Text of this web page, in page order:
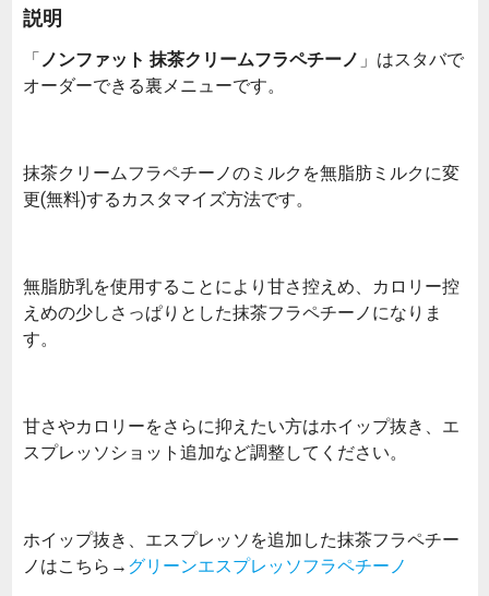
説明
「ノンファット 抹茶クリームフラペチーノ 」はスタバで
オーダーできる裏メニューです。
抹茶クリームフラペチーノのミルクを無脂肪ミルクに変
更(無料)するカスタマイズ方法です。
無脂肪乳を使用することにより甘さ控えめ、カロリー控
えめの少しさっぱりとした抹茶フラペチーノになりま
す。
甘さやカロリーをさらに抑えたい方はホイップ抜き、エ
スプレッソショット追加など調整してください。
ホイップ抜き、エスプレッソを追加した抹茶フラペチー
ノはこちら→ グリーンエスプレッソフラペチーノ